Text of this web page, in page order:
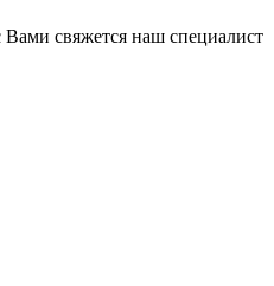
свяжется наш специалист